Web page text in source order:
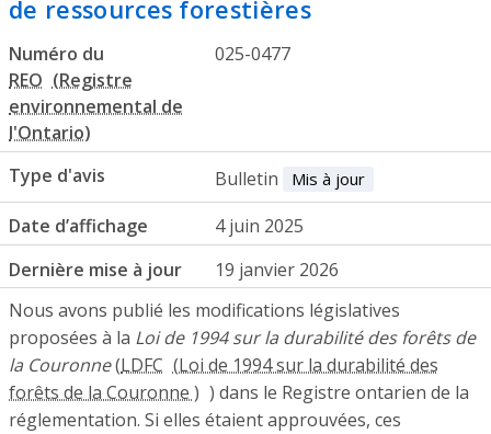
de ressources forestières
Numéro du
REO
025-0477
Type d'avis Bulletin Mis à jour
Date d’affichage
4 juin 2025
Dernière mise à jour
19 janvier 2026
Nous avons publié les modifications législatives
proposées à la Loi de 1994 sur la durabilité des forêts de
la Couronne(LDFC
) dans le Registre ontarien de la
réglementation. Si elles étaient approuvées, ces